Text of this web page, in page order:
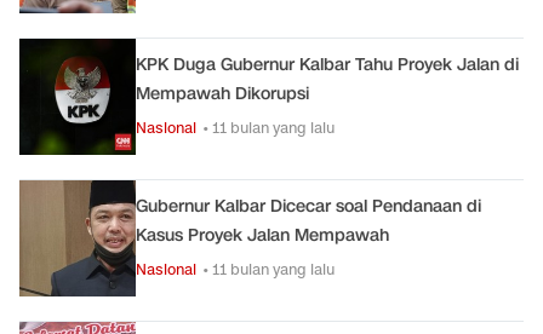
KPK Duga Gubernur Kalbar Tahu Proyek Jalan di
Mempawah Dikorupsi
Nasional • 11 bulan yang lalu
Gubernur Kalbar Dicecar soal Pendanaan di
Kasus Proyek Jalan Mempawah
Nasional • 11 bulan yang lalu